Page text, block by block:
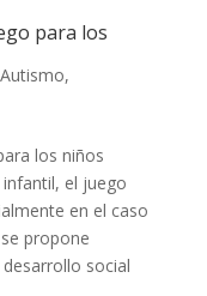
para los
Autismo,
los niños
el juego
en el caso
propone
social